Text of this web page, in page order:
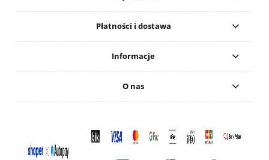
Płatności i dostawa
Informacje
O nas